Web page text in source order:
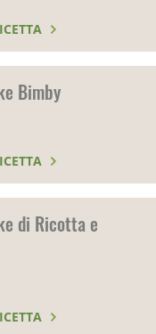
Bimby
di Ricotta e